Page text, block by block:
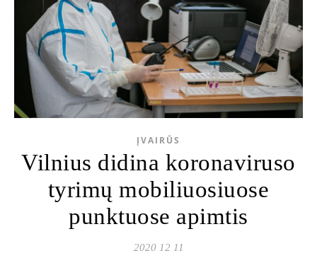
ĮVAIRŪS
Vilnius didina koronaviruso
tyrimų mobiliuosiuose
punktuose apimtis
2020 12 11